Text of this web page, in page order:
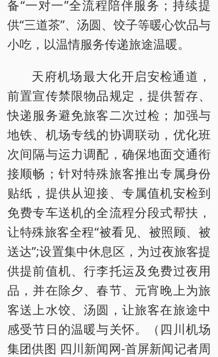
备“一对一”全流程陪伴服务；持续提
供“三道茶”、汤圆、饺子等暖心饮品与
小吃，以温情服务传递旅途温暖。
天府机场最大化开启安检通道，
前置宣传禁限物品规定，提供暂存、
快递服务避免旅客二次过检；加强与
地铁、机场专线的协调联动，优化班
次间隔与运力调配，确保地面交通衔
接顺畅；针对特殊旅客推出专属身份
贴纸，提供从迎接、专属值机安检到
免费专车送机的全流程分段式帮扶，
让特殊旅客全程“被看见、被照顾、被
送达”;设置集中休息区，为过夜旅客提
供提前值机、行李托运及免费过夜用
品，并在除夕、春节、元宵晚上为旅
客送上水饺、汤圆，让旅客在旅途中
感受节日的温暖与关怀。（四川机场
集团供图 四川新闻网-首屏新闻记者周